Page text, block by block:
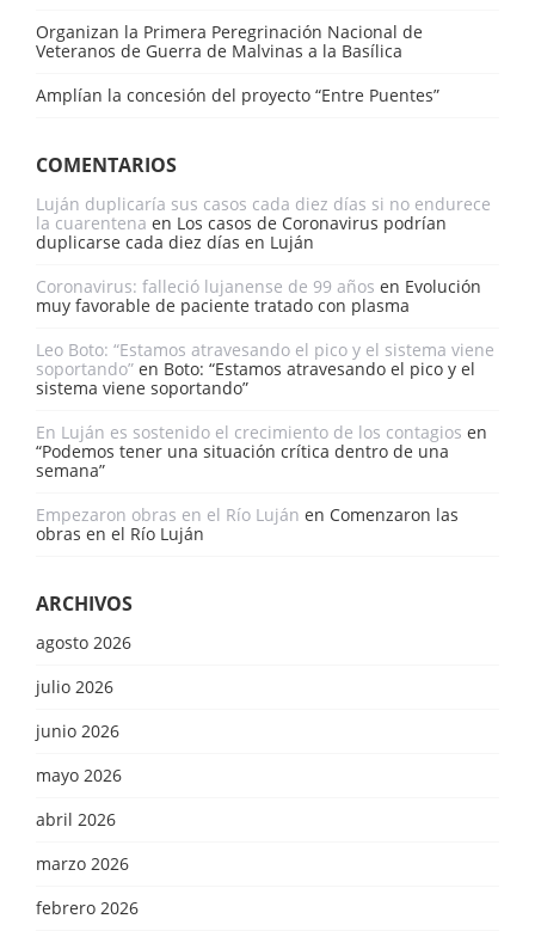
Organizan la Primera Peregrinación Nacional de
Veteranos de Guerra de Malvinas a la Basílica
Amplían la concesión del proyecto “Entre Puentes”
COMENTARIOS
Luján duplicaría sus casos cada diez días si no endurece
la cuarentena en Los casos de Coronavirus podrían
duplicarse cada diez días en Luján
Coronavirus: falleció lujanense de 99 años en Evolución
muy favorable de paciente tratado con plasma
Leo Boto: “Estamos atravesando el pico y el sistema viene
soportando” en Boto: “Estamos atravesando el pico y el
sistema viene soportando”
En Luján es sostenido el crecimiento de los contagios en
“Podemos tener una situación crítica dentro de una
semana”
Empezaron obras en el Río Luján en Comenzaron las
obras en el Río Luján
ARCHIVOS
agosto 2026
julio 2026
junio 2026
mayo 2026
abril 2026
marzo 2026
febrero 2026